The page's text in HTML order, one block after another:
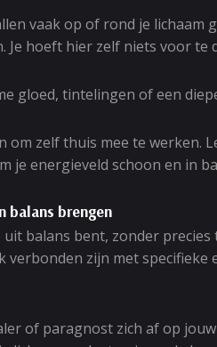
vaak op of rond je
Je hoeft hier zelf niets voor
gloed, tintelingen of een
zelf thuis mee te werken.
je energieveld schoon en in
balans brengen
balans bent, zonder
verbonden zijn met
of paragnost zich af op